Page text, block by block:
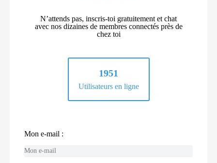
N’attends pas, inscris-toi gratuitement et chat
avec nos dizaines de membres connectés près de
chez toi
1951
Utilisateurs en ligne
Mon e-mail :